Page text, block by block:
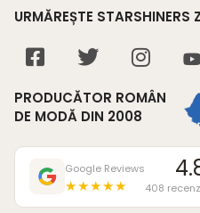
URMĂREȘTE STARSHINERS
PRODUCĂTOR ROMÂN
DE MODĂ DIN 2008
Google Reviews
★★★★★ 408